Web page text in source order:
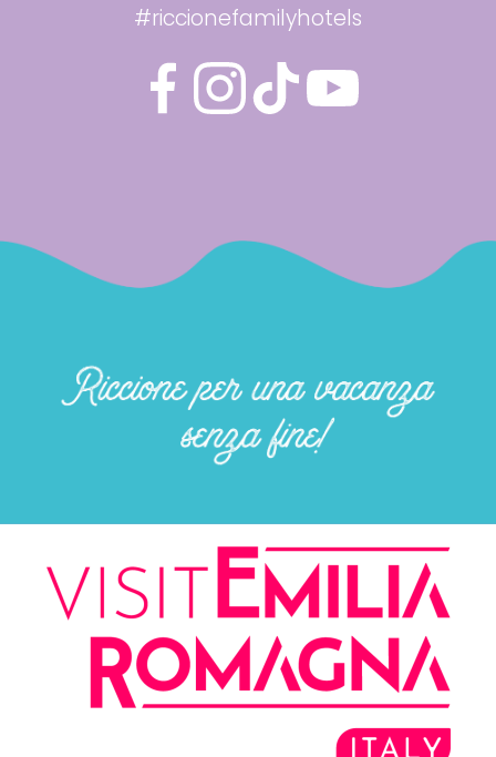
#riccionefamilyhotels